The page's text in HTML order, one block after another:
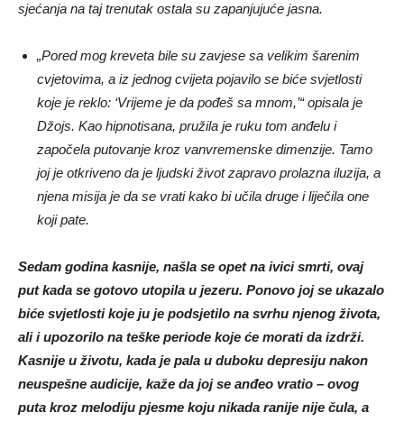
sjećanja na taj trenutak ostala su zapanjujuće jasna.
„Pored mog kreveta bile su zavjese sa velikim šarenim
cvjetovima, a iz jednog cvijeta pojavilo se biće svjetlosti
koje je reklo: ‘Vrijeme je da pođeš sa mnom,’“ opisala je
Džojs. Kao hipnotisana, pružila je ruku tom anđelu i
započela putovanje kroz vanvremenske dimenzije. Tamo
joj je otkriveno da je ljudski život zapravo prolazna iluzija, a
njena misija je da se vrati kako bi učila druge i liječila one
koji pate.
Sedam godina kasnije, našla se opet na ivici smrti, ovaj
put kada se gotovo utopila u jezeru. Ponovo joj se ukazalo
biće svjetlosti koje ju je podsjetilo na svrhu njenog života,
ali i upozorilo na teške periode koje će morati da izdrži.
Kasnije u životu, kada je pala u duboku depresiju nakon
neuspešne audicije, kaže da joj se anđeo vratio – ovog
puta kroz melodiju pjesme koju nikada ranije nije čula, a